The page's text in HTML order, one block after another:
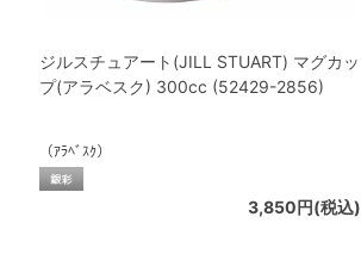
ジルスチュアート(JILL STUART) マグカッ
プ(アラベスク) 300cc (52429-2856)
（ｱﾗﾍﾞｽｸ）
3,850円(税込)